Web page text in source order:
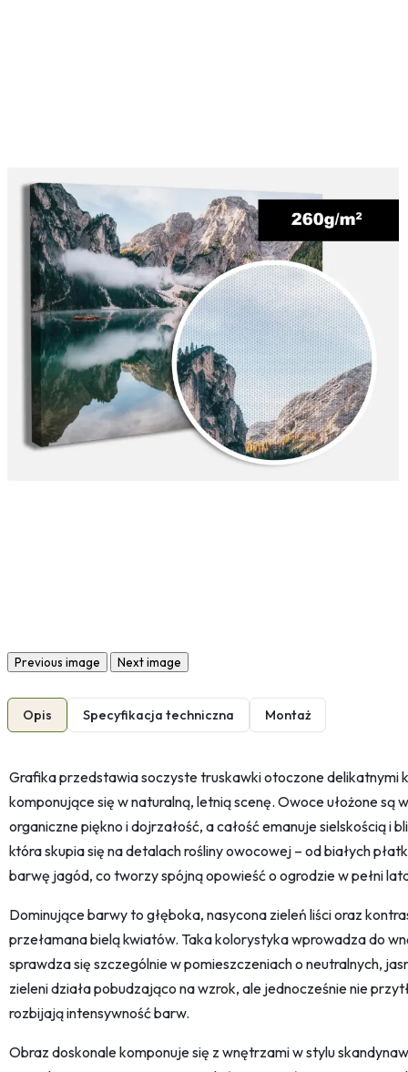
Previous image Next image
Opis Specyfikacja techniczna Montaż
Grafika przedstawia soczyste truskawki otoczone delikatnymi
komponujące się w naturalną, letnią scenę. Owoce ułożone są
organiczne piękno i dojrzałość, a całość emanuje sielskością i
która skupia się na detalach rośliny owocowej – od białych
barwę jagód, co tworzy spójną opowieść o ogrodzie w pełni
Dominujące barwy to głęboka, nasycona zieleń liści oraz
przełamana bielą kwiatów. Taka kolorystyka wprowadza do
sprawdza się szczególnie w pomieszczeniach o neutralnych,
zieleni działa pobudzająco na wzrok, ale jednocześnie nie
rozbijają intensywność barw.
Obraz doskonale komponuje się z wnętrzami w stylu